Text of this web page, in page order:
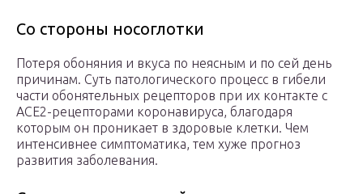
Со стороны носоглотки
Потеря обоняния и вкуса по неясным и по сей день
причинам. Суть патологического процесс в гибели
части обонятельных рецепторов при их контакте с
ACE2-рецепторами коронавируса, благодаря
которым он проникает в здоровые клетки. Чем
интенсивнее симптоматика, тем хуже прогноз
развития заболевания.